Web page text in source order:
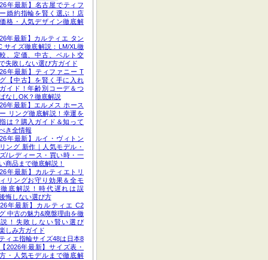
年最新】名古屋でティフ
婚約指輪を賢く選ぶ！店
格・人気デザイン徹底解
年最新】カルティエ タン
サイズ徹底解説：LM/XL徹
、定価、中古、ベルト交
失敗しない選び方ガイド
年最新】ティファニー T
【中古】を賢く手に入れ
イド！年齢別コーデ＆つ
なしOK？徹底解説
年最新】エルメス ホース
リング徹底解説！幸運を
は？購入ガイド＆知って
き全情報
年最新】ルイ・ヴィトン
ング 新作｜人気モデル・
/レディース・買い時・一
商品まで徹底解説！
年最新】カルティエトリ
リングお守り効果＆全モ
底解説！時代遅れは誤
悔しない選び方
年最新】カルティエ C2
中古の魅力&廃盤理由を徹
説！失敗しない賢い選び
しみ方ガイド
ィエ指輪サイズ48は日本8
2026年最新】サイズ表・
・人気モデルまで徹底解